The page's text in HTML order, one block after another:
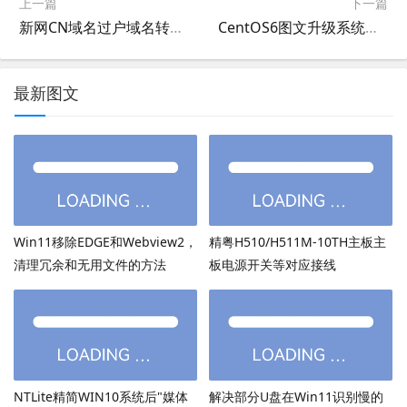
新网CN域名过户域名转让，新网国内域名注册人修改域名过户转让教程 CentOS6图文升级系统教程，CentOS保存原数据升级系统教程
最新图文
Win11移除EDGE和Webview2，
清理冗余和无用文件的方法
精粤H510/H511M-10TH主板主
板电源开关等对应接线
NTLite精简WIN10系统后"媒体
解决部分U盘在Win11识别慢的